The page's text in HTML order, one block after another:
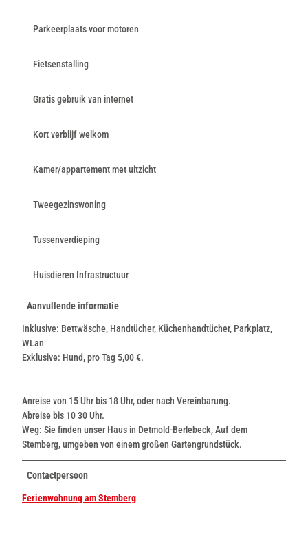
Parkeerplaats voor motoren
Fietsenstalling
Gratis gebruik van internet
Kort verblijf welkom
Kamer/appartement met uitzicht
Tweegezinswoning
Tussenverdieping
Huisdieren Infrastructuur
Aanvullende informatie
Inklusive: Bettwäsche, Handtücher, Küchenhandtücher, Parkplatz,
WLan
Exklusive: Hund, pro Tag 5,00 €.
Anreise von 15 Uhr bis 18 Uhr, oder nach Vereinbarung.
Abreise bis 10 30 Uhr.
Weg: Sie finden unser Haus in Detmold-Berlebeck, Auf dem
Stemberg, umgeben von einem großen Gartengrundstück.
Contactpersoon
Ferienwohnung am Stemberg